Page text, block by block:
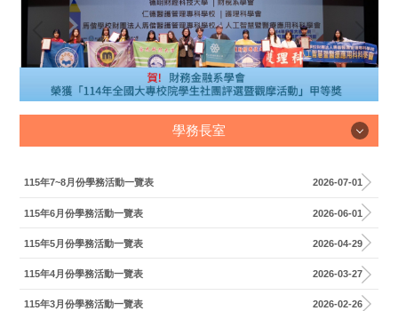
學務長室
115年7~8月份學務活動一覽表 2026-07-01
115年6月份學務活動一覽表 2026-06-01
115年5月份學務活動一覽表 2026-04-29
115年4月份學務活動一覽表 2026-03-27
115年3月份學務活動一覽表 2026-02-26